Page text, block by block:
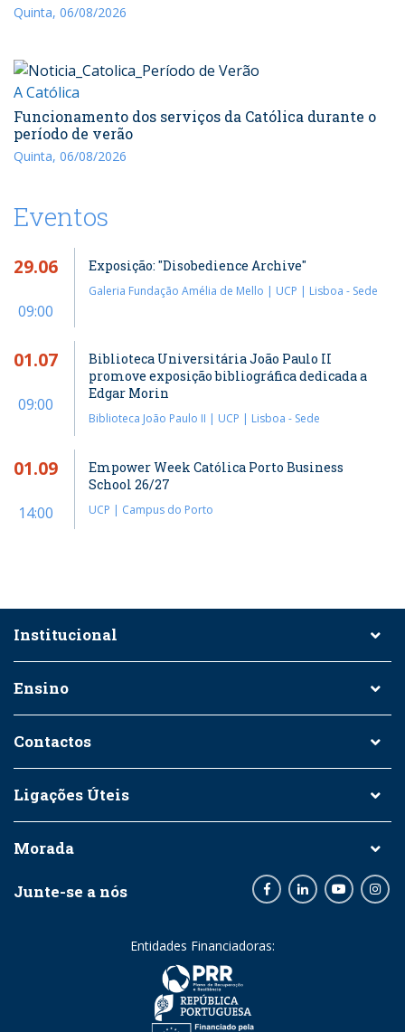
Quinta, 06/08/2026
A Católica
Funcionamento dos serviços da Católica durante o
período de verão
Quinta, 06/08/2026
Eventos
29.06
09:00
Exposição: "Disobedience Archive"
Galeria Fundação Amélia de Mello | UCP | Lisboa - Sede
01.07
09:00
Biblioteca Universitária João Paulo II
promove exposição bibliográfica dedicada a
Edgar Morin
Biblioteca João Paulo II | UCP | Lisboa - Sede
01.09
14:00
Empower Week Católica Porto Business
School 26/27
UCP | Campus do Porto
Institucional
Ensino
Contactos
Ligações Úteis
Morada
Junte-se a nós FacebookLinkedInYoutube
Entidades Financiadoras: